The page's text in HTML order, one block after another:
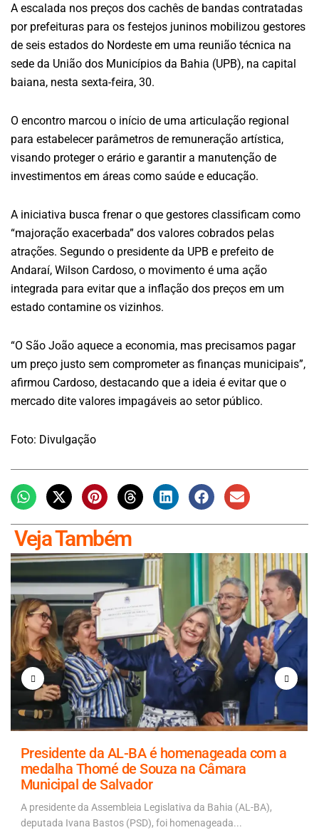
A escalada nos preços dos cachês de bandas contratadas
por prefeituras para os festejos juninos mobilizou gestores
de seis estados do Nordeste em uma reunião técnica na
sede da União dos Municípios da Bahia (UPB), na capital
baiana, nesta sexta-feira, 30.
O encontro marcou o início de uma articulação regional
para estabelecer parâmetros de remuneração artística,
visando proteger o erário e garantir a manutenção de
investimentos em áreas como saúde e educação.
A iniciativa busca frenar o que gestores classificam como
“majoração exacerbada” dos valores cobrados pelas
atrações. Segundo o presidente da UPB e prefeito de
Andaraí, Wilson Cardoso, o movimento é uma ação
integrada para evitar que a inflação dos preços em um
estado contamine os vizinhos.
“O São João aquece a economia, mas precisamos pagar
um preço justo sem comprometer as finanças municipais”,
afirmou Cardoso, destacando que a ideia é evitar que o
mercado dite valores impagáveis ao setor público.
Foto: Divulgação
Veja Também
Presidente da AL-BA é homenageada com a
medalha Thomé de Souza na Câmara
Municipal de Salvador
A presidente da Assembleia Legislativa da Bahia (AL-BA),
deputada Ivana Bastos (PSD), foi homenageada...